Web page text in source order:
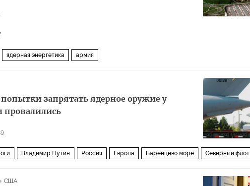
ядерная энергетика армия
запрятать ядерное оружие у
провалились
Владимир Путин Россия Европа Баренцево море Северный флот
США